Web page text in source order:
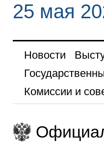
25 мая
Новости
Комиссии и